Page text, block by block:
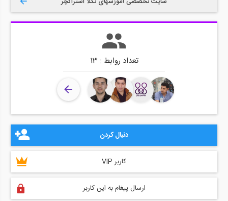
تعداد روابط : 13
دنبال کردن
کاربر VIP
ارسال پیغام به این کاربر